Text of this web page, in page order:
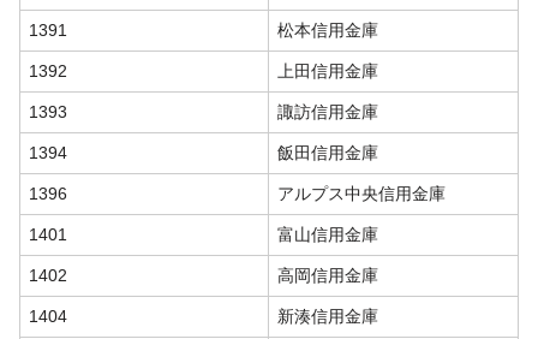
1391 松本信用金庫
1392 上田信用金庫
1393 諏訪信用金庫
1394 飯田信用金庫
1396 アルプス中央信用金庫
1401 富山信用金庫
1402 高岡信用金庫
1404 新湊信用金庫